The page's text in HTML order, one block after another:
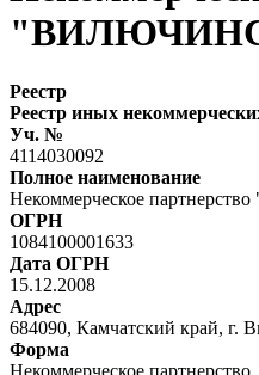
Реестр
Реестр иных
Уч. №
4114030092
Полное наименование
Некоммерческое
ОГРН
1084100001633
Дата ОГРН
15.12.2008
Адрес
684090, Камчатский край, г.
Форма
Некоммерческое партнерство